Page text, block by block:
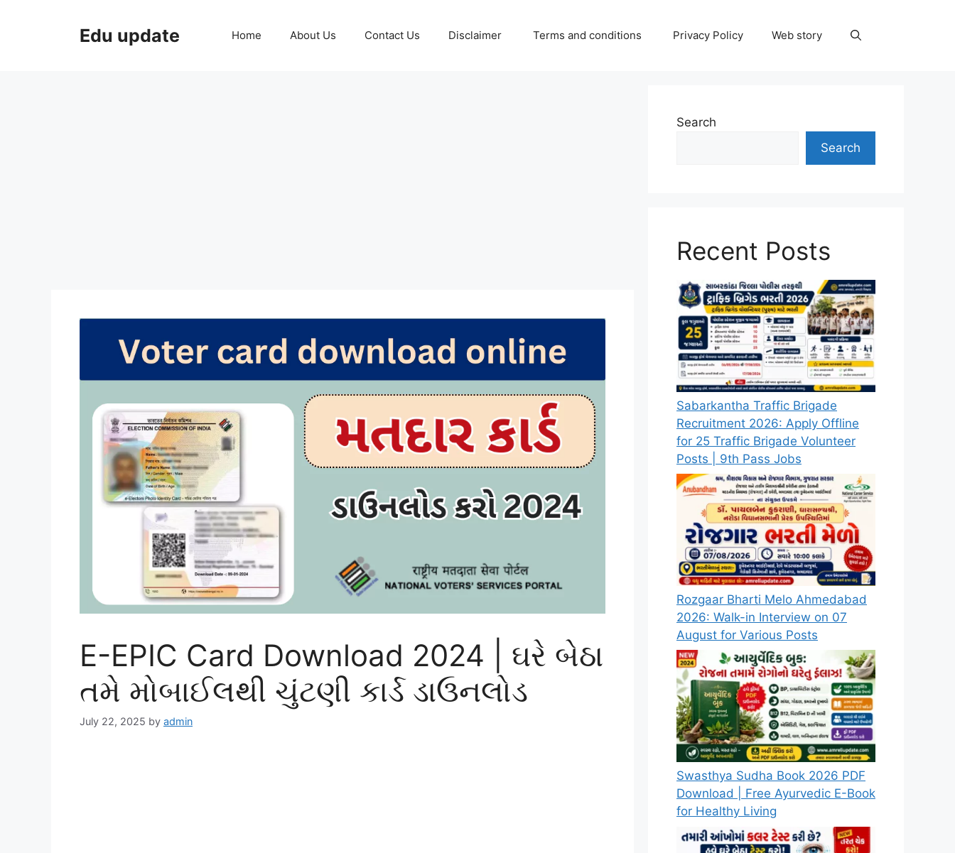
Edu update Home About Us Contact Us Disclaimer Terms and conditions Privacy Policy Web story
E-EPIC Card Download 2024 | ઘરે બેઠા
તમે મોબાઈલથી ચુંટણી કાર્ડ ડાઉનલોડ
July 22, 2025 by admin
Search
Search
Recent Posts
Sabarkantha Traffic Brigade
Recruitment 2026: Apply Offline
for 25 Traffic Brigade Volunteer
Posts | 9th Pass Jobs
Rozgaar Bharti Melo Ahmedabad
2026: Walk-in Interview on 07
August for Various Posts
Swasthya Sudha Book 2026 PDF
Download | Free Ayurvedic E-Book
for Healthy Living